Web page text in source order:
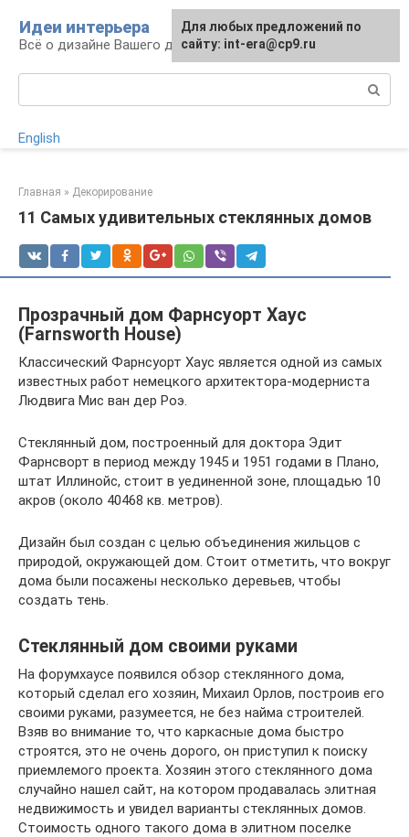
контенту
Идеи интерьера
Всё о дизайне Вашего дома
English
Главная » Декорирование
11 Самых удивительных стеклянных домов
Прозрачный дом Фарнсуорт Хаус
(Farnsworth House)
Классический Фарнсуорт Хаус является одной из самых
известных работ немецкого архитектора-модерниста
Людвига Мис ван дер Роэ.
Стеклянный дом, построенный для доктора Эдит
Фарнсворт в период между 1945 и 1951 годами в Плано,
штат Иллинойс, стоит в уединенной зоне, площадью 10
акров (около 40468 кв. метров).
Дизайн был создан с целью объединения жильцов с
природой, окружающей дом. Стоит отметить, что вокруг
дома были посажены несколько деревьев, чтобы
создать тень.
Стеклянный дом своими руками
На форумхаусе появился обзор стеклянного дома,
который сделал его хозяин, Михаил Орлов, построив его
своими руками, разумеется, не без найма строителей.
Взяв во внимание то, что каркасные дома быстро
строятся, это не очень дорого, он приступил к поиску
приемлемого проекта. Хозяин этого стеклянного дома
случайно нашел сайт, на котором продавалась элитная
недвижимость и увидел варианты стеклянных домов.
Стоимость одного такого дома в элитном поселке
Для любых предложений по
сайту: int-era@cp9.ru